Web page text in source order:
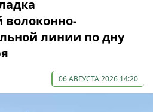
волоконно-
линии по дну
06 АВГУСТА 2026 14:20